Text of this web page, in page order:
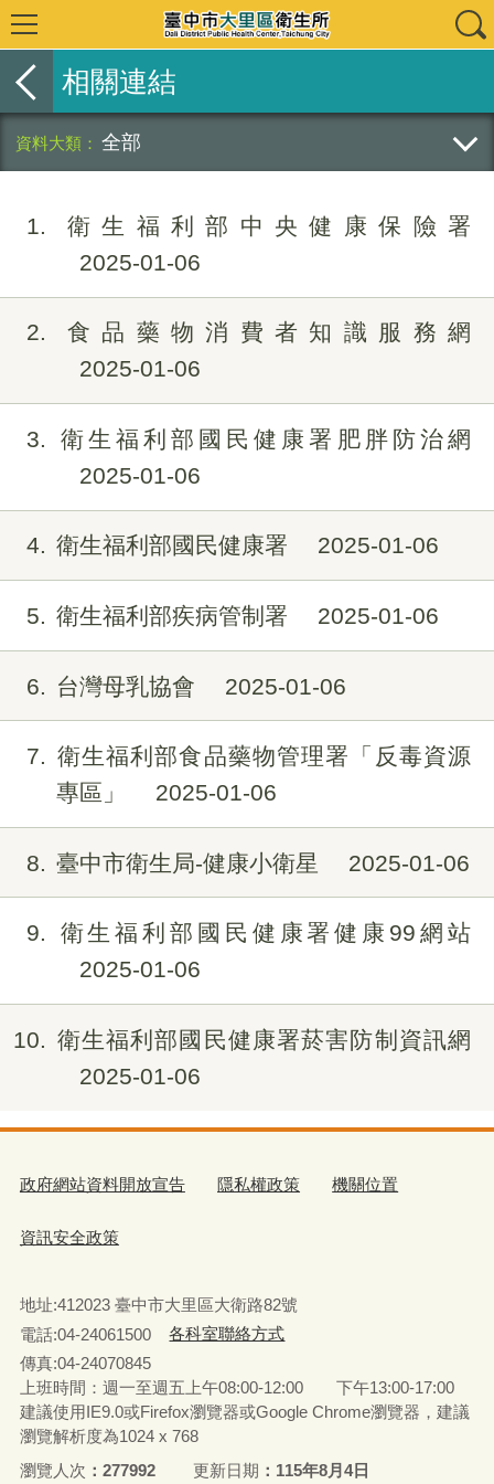
相關連結
全部
1
衛生福利部中央健康保險署
2025-01-06
2
食品藥物消費者知識服務網
2025-01-06
3
衛生福利部國民健康署肥胖防治網
2025-01-06
4 衛生福利部國民健康署 2025-01-06
5 衛生福利部疾病管制署 2025-01-06
6 台灣母乳協會 2025-01-06
7
衛生福利部食品藥物管理署「反毒資源
專區」
2025-01-06
8 臺中市衛生局-健康小衛星 2025-01-06
9
衛生福利部國民健康署健康99網站
2025-01-06
10
衛生福利部國民健康署菸害防制資訊網
2025-01-06
政府網站資料開放宣告 隱私權政策 機關位置
資訊安全政策
地址:412023 臺中市大里區大衛路82號
電話:04-24061500
各科室聯絡方式
傳真:04-24070845
上班時間：週一至週五上午08:00-12:00 下午13:00-17:00
建議使用IE9.0或Firefox瀏覽器或Google Chrome瀏覽器，建議
瀏覽解析度為1024 x 768
瀏覽人次
277992 更新日期 115年8月4日